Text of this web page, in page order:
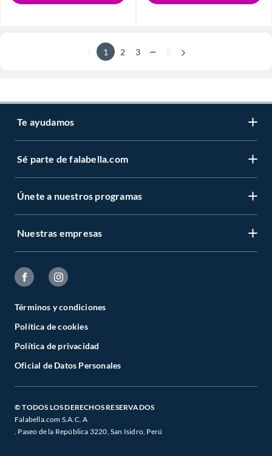
1 2 3 5
Te ayudamos
Sé parte de falabella.com
Únete a nuestros programas
Nuestras empresas
Términos y condiciones
Política de cookies
Política de privacidad
Oficial de Datos Personales
© TODOS LOS DERECHOS RESERVADOS
Falabella.com S.A.C. A
. Paseo de la República 3220, San Isidro, Perú